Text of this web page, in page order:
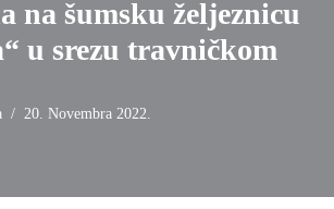
na šumsku željeznicu
u srezu travničkom
20. Novembra 2022.